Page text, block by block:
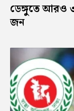
ডেঙ্গুতে আরও
জন